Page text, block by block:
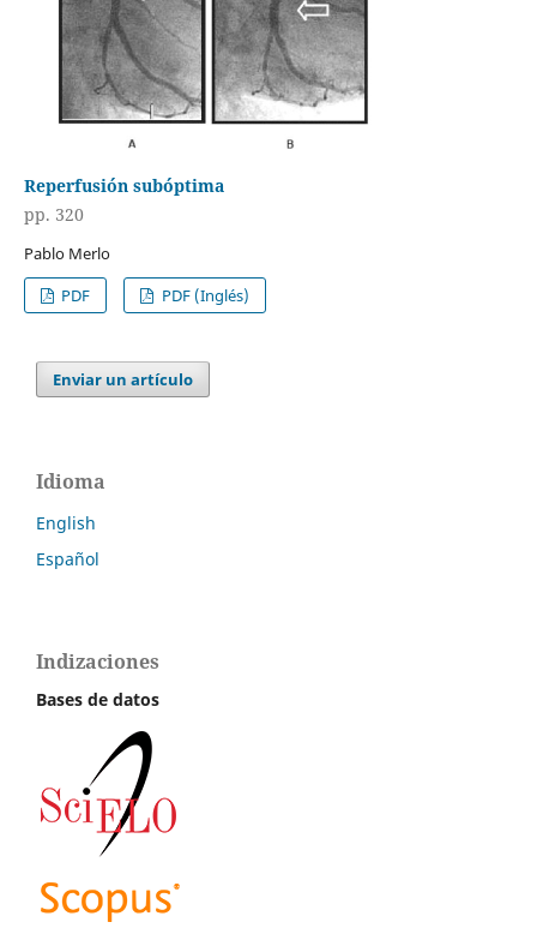
Reperfusión subóptima
pp. 320
Pablo Merlo
PDF
PDF (Inglés)
Enviar un artículo
Idioma
English
Español
Indizaciones
Bases de datos